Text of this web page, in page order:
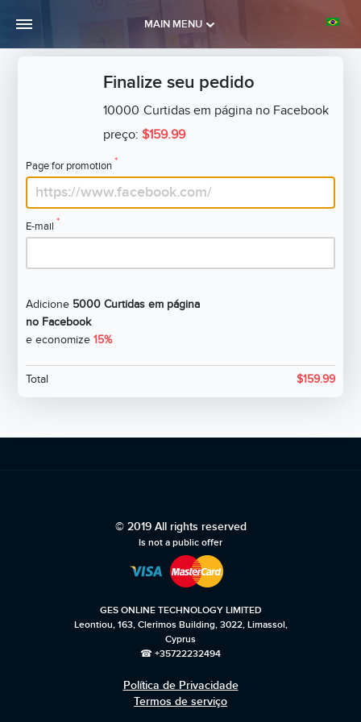
MAIN MENU
Finalize seu pedido
10000 Curtidas em página no Facebook
preço:$159.99
Page for promotion *
E-mail *
Adicione 5000 Curtidas em página
no Facebook
e economize15%
Total $159.99
© 2019 All rights reserved
Is not a public offer
GES ONLINE TECHNOLOGY LIMITED
Leontiou, 163, Clerimos Building, 3022, Limassol,
Cyprus
☎ +35722232494
Política de Privacidade
Termos de serviço